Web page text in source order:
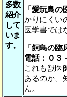
多数
紹介
して
いま
す。
「愛玩鳥
かりにくい
医学書では
「飼鳥の
電話：０３
これも獣医
あるのか、
ん。